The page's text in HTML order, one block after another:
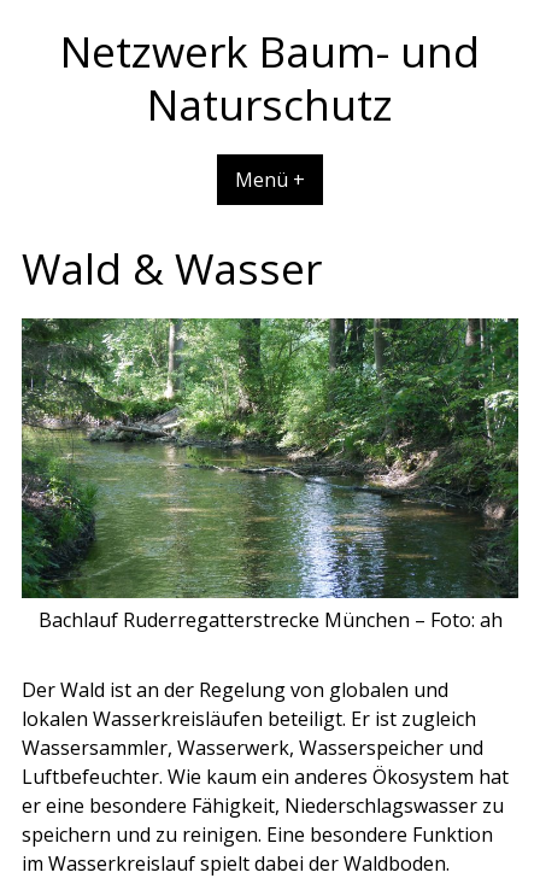
contentNetzwerk Baum- und
Naturschutz
Menü +
Wald & Wasser
Bachlauf Ruderregatterstrecke München – Foto: ah
Der Wald ist an der Regelung von globalen und
lokalen Wasserkreisläufen beteiligt. Er ist zugleich
Wassersammler, Wasserwerk, Wasserspeicher und
Luftbefeuchter. Wie kaum ein anderes Ökosystem hat
er eine besondere Fähigkeit, Niederschlagswasser zu
speichern und zu reinigen. Eine besondere Funktion
im Wasserkreislauf spielt dabei der Waldboden.